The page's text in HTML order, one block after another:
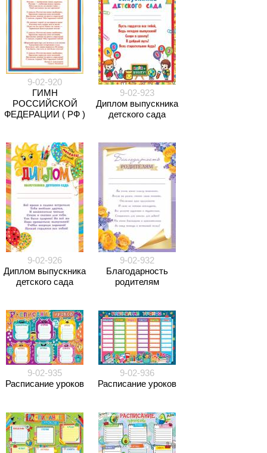
9-02-920
ГИМН
РОССИЙСКОЙ
ФЕДЕРАЦИИ ( РФ )
9-02-923
Диплом выпускника
детского сада
9-02-926
Диплом выпускника
детского сада
9-02-932
Благодарность
родителям
9-02-935
Расписание уроков
9-02-936
Расписание уроков